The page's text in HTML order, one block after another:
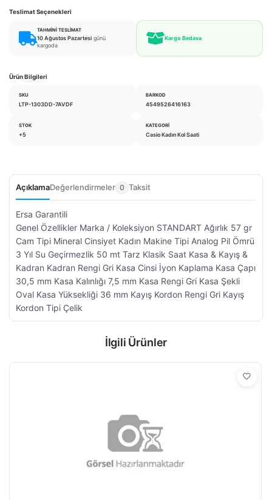
Teslimat Seçenekleri
TAHMINI TESLIMAT
10 Ağustos Pazartesi günü
kargoda
Kargo Bedava
Ürün Bilgileri
SKU
LTP-1303DD-7AVDF
BARKOD
4549526416163
STOK
+5
KATEGORI
Casio Kadın Kol Saati
AçıklamaDeğerlendirmeler 0 Taksit
Ersa Garantili
Genel Özellikler Marka / Koleksiyon STANDART Ağırlık 57 gr
Cam Tipi Mineral Cinsiyet Kadın Makine Tipi Analog Pil Ömrü
3 Yıl Su Geçirmezlik 50 mt Tarz Klasik Saat Kasa & Kayış &
Kadran Kadran Rengi Gri Kasa Cinsi İyon Kaplama Kasa Çapı
30,5 mm Kasa Kalınlığı 7,5 mm Kasa Rengi Gri Kasa Şekli
Oval Kasa Yüksekliği 36 mm Kayış Kordon Rengi Gri Kayış
Kordon Tipi Çelik
İlgili Ürünler